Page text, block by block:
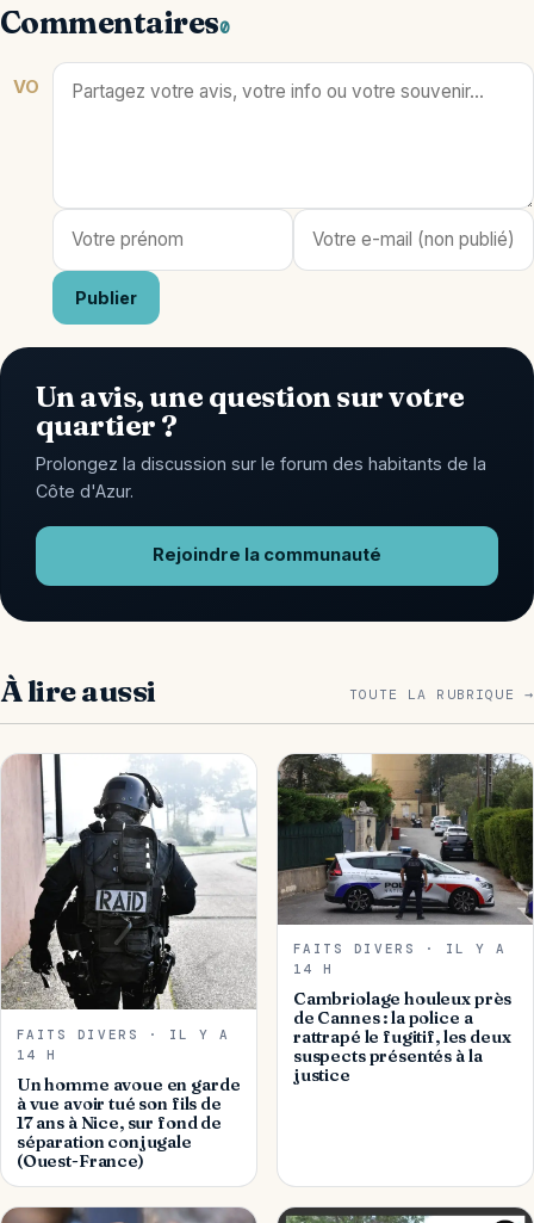
Commentaires0
VO
Publier
Un avis, une question sur votre
quartier ?
Prolongez la discussion sur le forum des habitants de la
Côte d'Azur.
Rejoindre la communauté
À lire aussi TOUTE LA RUBRIQUE →
FAITS DIVERS · IL Y A
14 H
Un homme avoue en garde
à vue avoir tué son fils de
17 ans à Nice, sur fond de
séparation conjugale
(Ouest-France)
FAITS DIVERS · IL Y A
14 H
Cambriolage houleux près
de Cannes : la police a
rattrapé le fugitif, les deux
suspects présentés à la
justice